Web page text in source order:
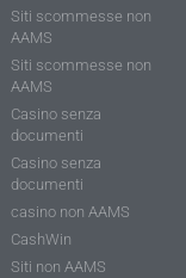
Siti scommesse non
AAMS
Siti scommesse non
AAMS
Casino senza
documenti
Casino senza
documenti
casino non AAMS
CashWin
Siti non AAMS